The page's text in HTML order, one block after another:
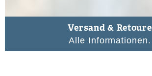
Versand & Retoure
Alle Informationen.